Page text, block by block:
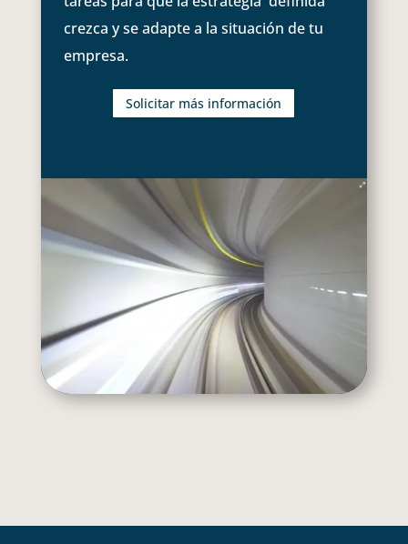
crezca y se adapte a la situación de tu
empresa.
Solicitar más información